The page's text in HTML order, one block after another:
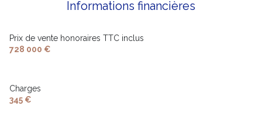
Informations financières
Prix de vente honoraires TTC inclus
728 000 €
Charges
345 €